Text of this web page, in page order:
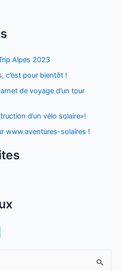
Alpes 2023
c’est pour bientôt !
de voyage d’un tour
d’un vélo solaire»!
www.aventures-solaires !